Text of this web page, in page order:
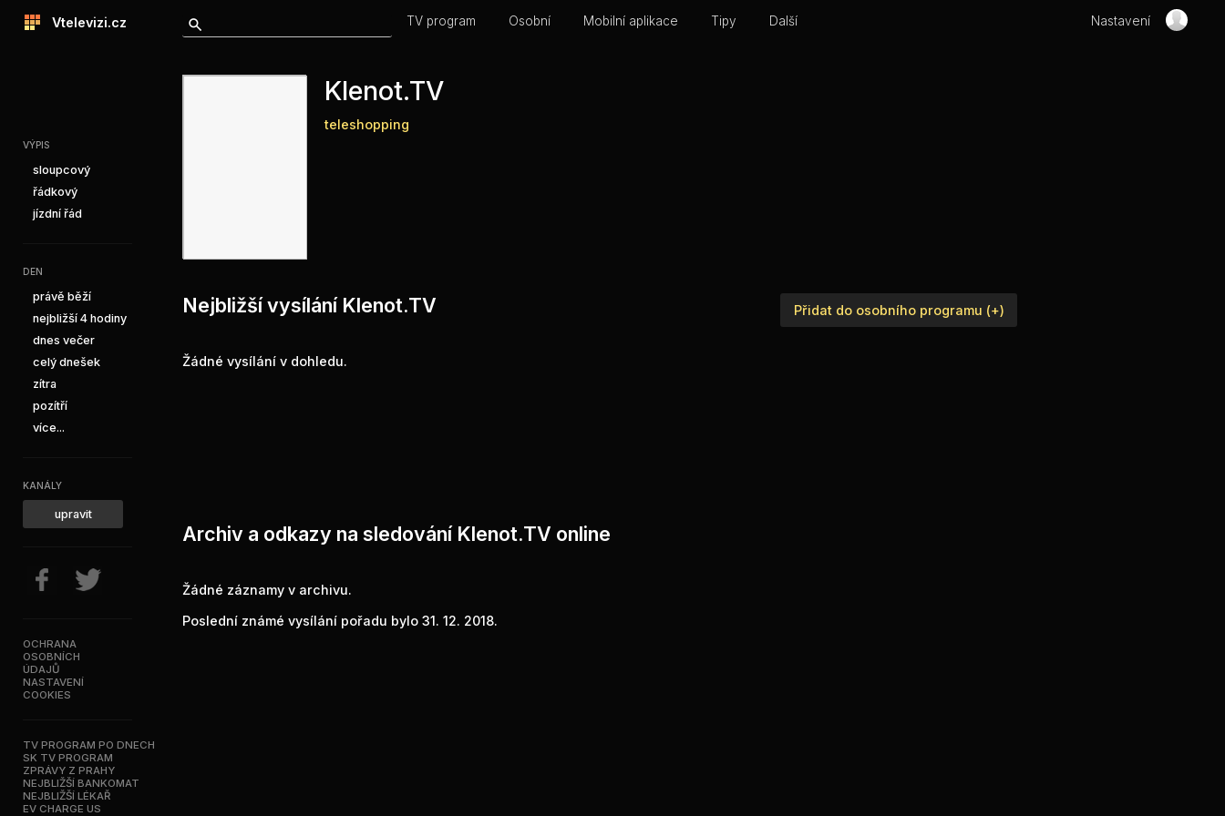
Vtelevizi.cz TV program Osobní Mobilní aplikace Tipy Další Nastavení
VÝPIS
sloupcový
řádkový
jízdní řád
DEN
právě běží
nejbližší 4 hodiny
dnes večer
celý dnešek
zítra
pozítří
více...
KANÁLY
upravit
OCHRANA
OSOBNÍCH
ÚDAJŮ
NASTAVENÍ
COOKIES
TV PROGRAM PO DNECH
SK TV PROGRAM
ZPRÁVY Z PRAHY
NEJBLIŽŠÍ BANKOMAT
NEJBLIŽŠÍ LÉKAŘ
EV CHARGE US
Klenot.TV
teleshopping
Nejbližší vysílání Klenot.TV
Žádné vysílání v dohledu.
Archiv a odkazy na sledování Klenot.TV online
Žádné záznamy v archivu.
Poslední známé vysílání pořadu bylo 31. 12. 2018.
Přidat do osobního programu (+)